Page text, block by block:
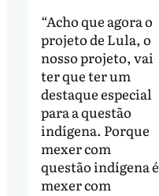
“Acho que agora o
projeto de Lula, o
nosso projeto, vai
ter que ter um
destaque especial
para a questão
indígena. Porque
mexer com
questão indígena é
mexer com